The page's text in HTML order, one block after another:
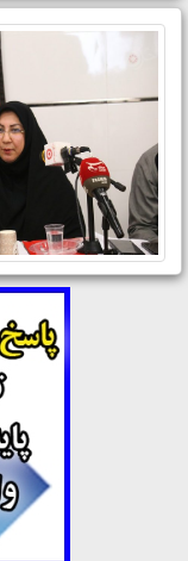
داشته و همچنان نیز بر